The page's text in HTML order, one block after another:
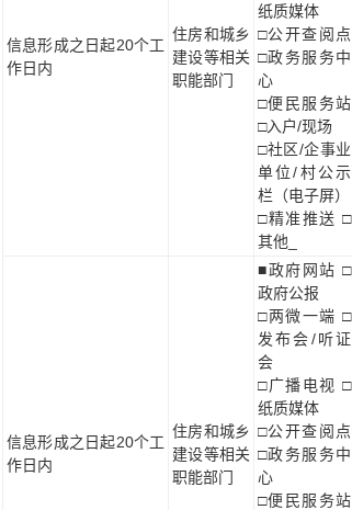
信息形成之日起20个工
作日内
住房和城乡
建设等相关
职能部门
纸质媒体
□公开查阅点
□政务服务中
心
□便民服务站
□入户/现场
□社区/企事业
单位/村公示
栏（电子屏）
□精准推送 □
其他_
信息形成之日起20个工
作日内
住房和城乡
建设等相关
职能部门
■政府网站 □
政府公报
□两微一端 □
发布会/听证
会
□广播电视 □
纸质媒体
□公开查阅点
□政务服务中
心
□便民服务站